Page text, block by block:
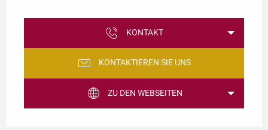
KONTAKT
KONTAKTIEREN SIE UNS
ZU DEN WEBSEITEN